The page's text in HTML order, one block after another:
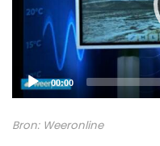
Current
time
00:00
Bron: Weeronline